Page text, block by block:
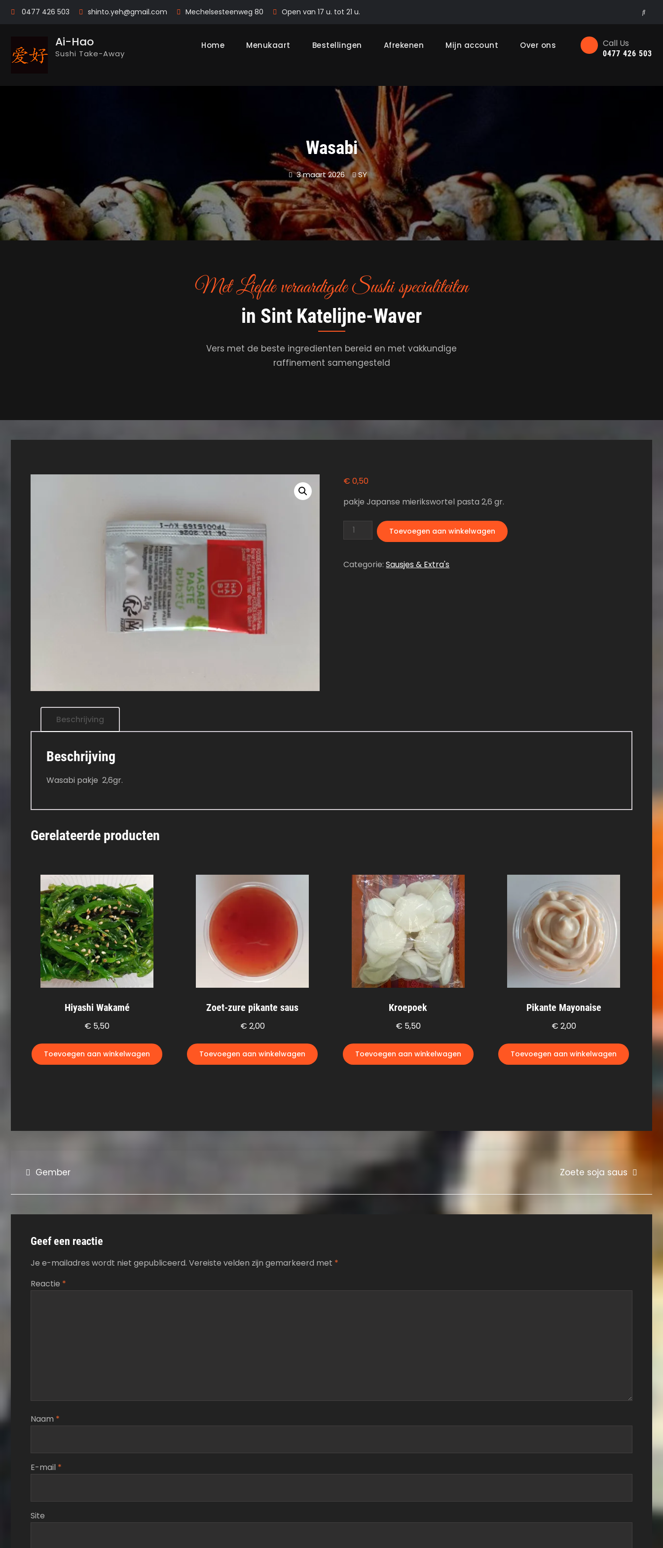
0477 426 503 shinto.yeh@gmail.com Mechelsesteenweg 80 Open van 17 u. tot 21 u. Search
Ai-Hao
Sushi Take-Away
Home Menukaart Bestellingen Afrekenen Mijn account Over ons Call Us
0477 426 503
Wasabi
3 maart 2026 SY
Met Liefde veraardigde Sushi specialiteiten
in Sint Katelijne-Waver
Vers met de beste ingredienten bereid en met vakkundige
raffinement samengesteld
€ 0,50
pakje Japanse mierikswortel pasta 2,6 gr.
Wasabi
aantal
Toevoegen aan winkelwagen
Categorie:Sausjes & Extra's
Beschrijving
Beschrijving
Wasabi pakje 2,6gr.
Gerelateerde producten
Hiyashi Wakamé
€ 5,50
Toevoegen aan winkelwagen
Zoet-zure pikante saus
€ 2,00
Toevoegen aan winkelwagen
Kroepoek
€ 5,50
Toevoegen aan winkelwagen
Pikante Mayonaise
€ 2,00
Toevoegen aan winkelwagen
Bericht
navigatie
Gember Zoete soja saus
Geef een reactie
Je e-mailadres wordt niet gepubliceerd. Vereiste velden zijn gemarkeerd met *
Reactie *
Naam *
E-mail *
Site